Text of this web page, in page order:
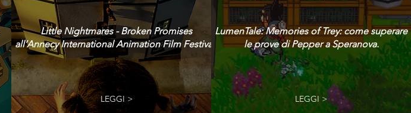
Little Nightmares - Broken Promises
all’Annecy International Animation Film Festival!
LEGGI >
LumenTale: Memories of Trey: come superare
le prove di Pepper a Speranova.
LEGGI >